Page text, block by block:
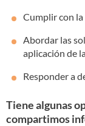
Cumplir con la
Abordar las
aplicación de
Responder a
Tiene algunas
compartimos